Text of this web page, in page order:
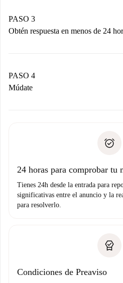
propietario acepte.
PASO 3
Obtén respuesta en menos de 24
contacto con el propietario.
Si es rechazada: No te
Prueba de solvencia
PASO 4
Múdate
no nos comunicas ningún
24 horas para comprobar tu
Tienes 24h desde la entrada para
significativas entre el anuncio y la
para resolverlo.
Condiciones de Preaviso